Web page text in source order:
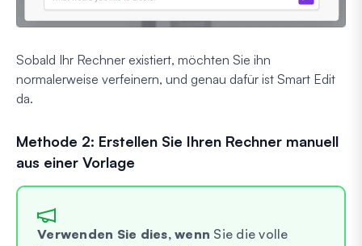
Sobald Ihr Rechner existiert, möchten Sie ihn
normalerweise verfeinern, und genau dafür ist Smart Edit
da.
Methode 2: Erstellen Sie Ihren Rechner manuell
aus einer Vorlage
Verwenden Sie dies, wenn Sie die volle